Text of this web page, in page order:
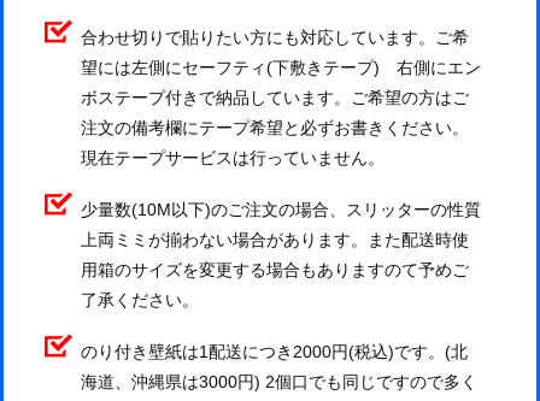
合わせ切りで貼りたい方にも対応しています。ご希
望には左側にセーフティ(下敷きテープ) 右側にエン
ボステープ付きで納品しています。ご希望の方はご
注文の備考欄にテープ希望と必ずお書きください。
現在テープサービスは行っていません。
少量数(10M以下)のご注文の場合、スリッターの性質
上両ミミが揃わない場合があります。また配送時使
用箱のサイズを変更する場合もありますのて予めご
了承ください。
のり付き壁紙は1配送につき2000円(税込)です。(北
海道、沖縄県は3000円) 2個口でも同じですので多く